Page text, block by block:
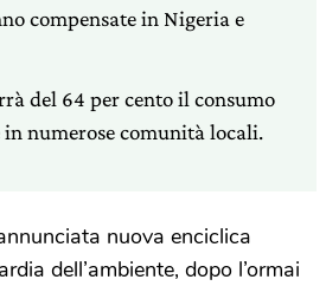
compensate in Nigeria e
del 64 per cento il consumo
numerose comunità locali.
nuova enciclica
dell’ambiente, dopo l’ormai